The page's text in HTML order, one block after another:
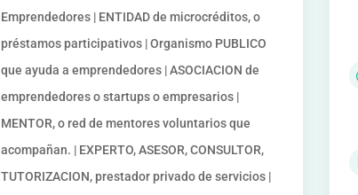
Emprendedores | ENTIDAD de microcréditos, o
préstamos participativos | Organismo PUBLICO
que ayuda a emprendedores | ASOCIACION de
emprendedores o startups o empresarios |
MENTOR, o red de mentores voluntarios que
acompañan. | EXPERTO, ASESOR, CONSULTOR,
TUTORIZACION, prestador privado de servicios |